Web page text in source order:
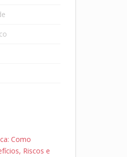
Como
Riscos e